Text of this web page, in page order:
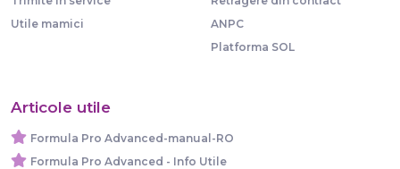
Utile mamici
ANPC
Platforma SOL
Articole utile
Formula Pro Advanced-manual-RO
Formula Pro Advanced - Info Utile